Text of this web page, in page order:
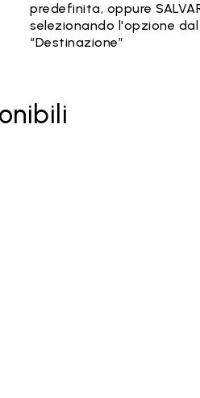
predefinita, oppure
selezionando l'opzione dal
“Destinazione”